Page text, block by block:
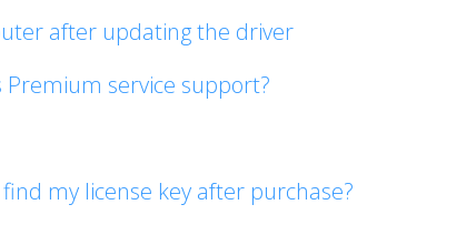
after updating the driver
service support?
my license key after purchase?